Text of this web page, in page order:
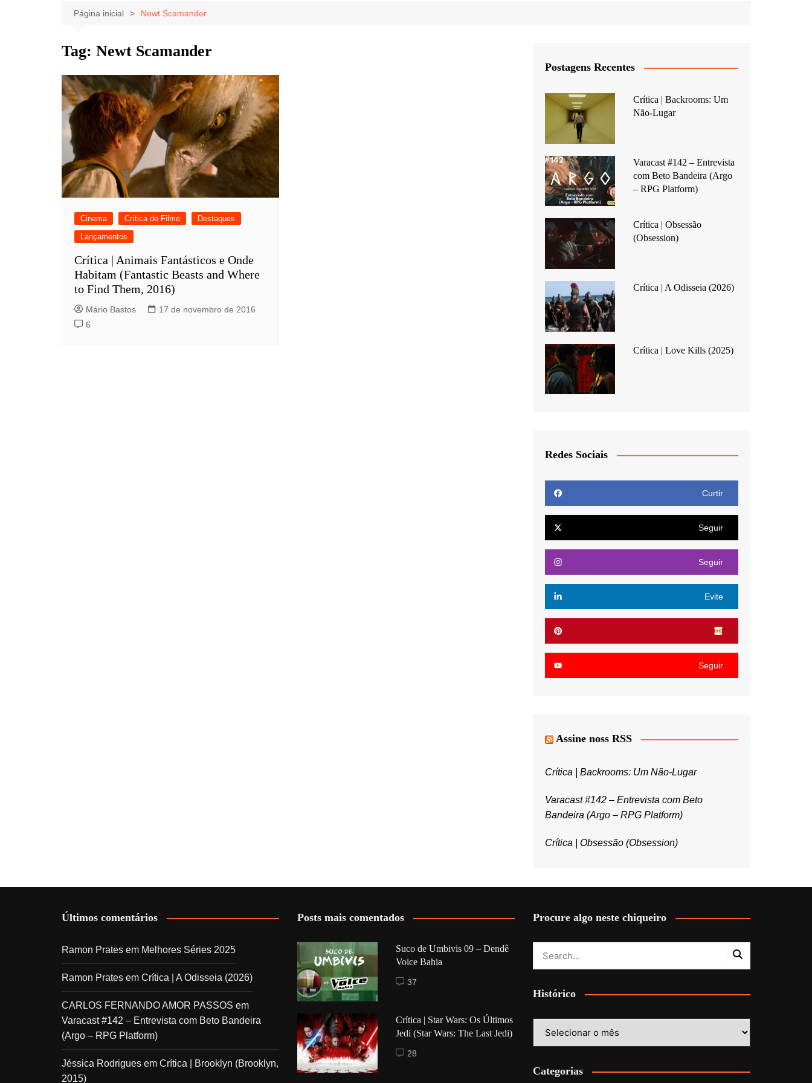
Celebridades
Música
Notícias
Clássicos
Página inicial Newt Scamander
Tag: Newt Scamander
Cinema Crítica de Filme
Destaques
Lançamentos
Crítica | Animais Fantásticos e Onde
Habitam (Fantastic Beasts and Where
to Find Them, 2016)
Mário Bastos
17 de novembro de 2016
6
Postagens Recentes
Crítica | Backrooms: Um
Não-Lugar
Varacast #142 – Entrevista
com Beto Bandeira (Argo
– RPG Platform)
Crítica | Obsessão
(Obsession)
Crítica | A Odisseia (2026)
Crítica | Love Kills (2025)
Redes Sociais
Curtir
Seguir
Seguir
Evite
Seguir
Assine noss RSS
Crítica | Backrooms: Um Não-Lugar
Varacast #142 – Entrevista com Beto
Bandeira (Argo – RPG Platform)
Crítica | Obsessão (Obsession)
Últimos comentários
Ramon Prates em Melhores Séries 2025
Ramon Prates em Crítica | A Odisseia (2026)
CARLOS FERNANDO AMOR PASSOS em
Varacast #142 – Entrevista com Beto Bandeira
(Argo – RPG Platform)
Jéssica Rodrigues em Crítica | Brooklyn (Brooklyn,
2015)
Posts mais comentados
Suco de Umbivis 09 – Dendê
Voice Bahia
37
Crítica | Star Wars: Os Últimos
Jedi (Star Wars: The Last Jedi)
28
Procure algo neste chiqueiro
Histórico
Categorias